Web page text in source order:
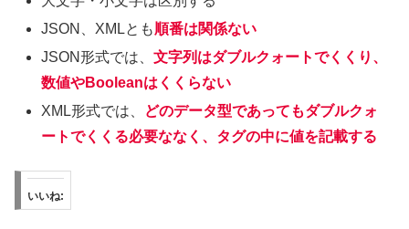
JSON、XMLとも順番は関係ない
JSON形式では、文字列はダブルクォートでくくり、
数値やBooleanはくくらない
XML形式では、
どのデータ型であってもダブルクォ
ートでくくる必要ななく、タグの中に値を記載する
いいね: